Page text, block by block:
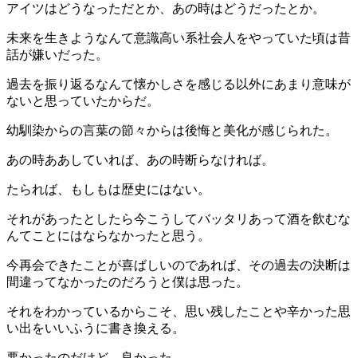
アイツはどうなっただとか、あの時はどうだったとか。
未来を生きようなんて意識高い系社会人をやっていた頃は昔
話が嫌いだった。
過去を振り返るなんて懐かしさを感じる以外にあまり意味が
ないと思っていたからだ。
幼馴染からの言葉の節々からは後悔と美化が感じられた。
あの時ああしていれば、あの時断らなければ。
たられば、もしもは歴史にはない。
それがあったとしたら今こうしてバッタリあって酒を飲むな
んてことにはならなかったと思う。
今再会できたことが喜ばしいのであれば、その過去の決断は
間違ってなかったのだろうと僕は思った。
それをわかっているからこそ、思い残したことや辛かった思
い出をいいふうに書き換える。